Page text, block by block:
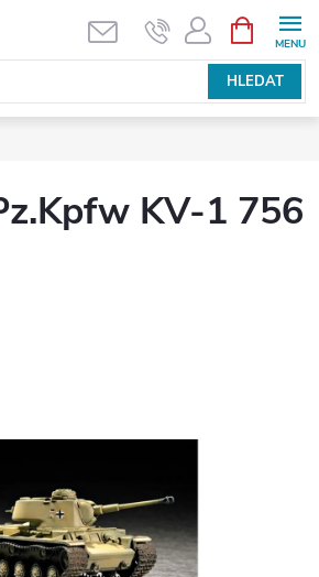
HLEDAT
NÁKUPNÍ
KOŠÍK
KV-1 756